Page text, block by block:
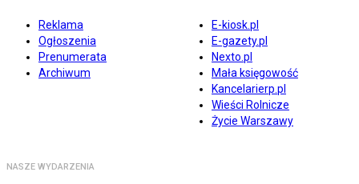
Reklama
Ogłoszenia
Prenumerata
Archiwum
E-kiosk.pl
E-gazety.pl
Nexto.pl
Mała księgowość
Kancelarierp.pl
Wieści Rolnicze
Życie Warszawy
NASZE WYDARZENIA